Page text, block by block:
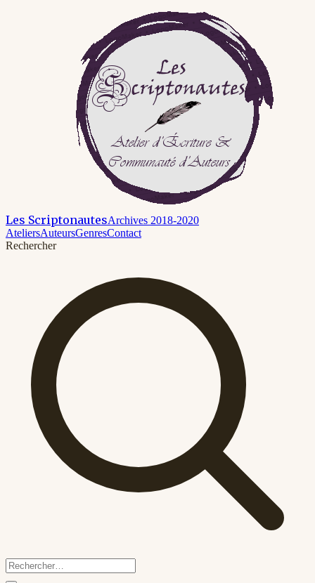
Les ScriptonautesArchives 2018-2020
AteliersAuteursGenresContact
Rechercher